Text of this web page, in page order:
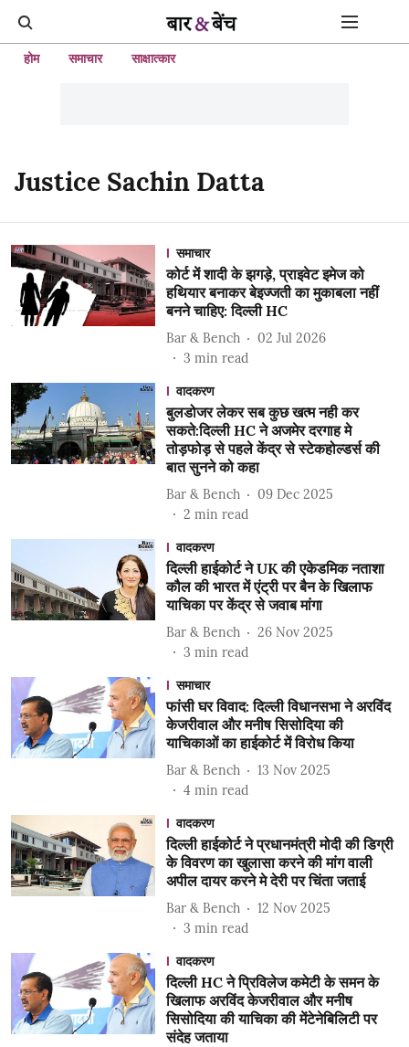
होम समाचार साक्षात्कार
Justice Sachin Datta
समाचार
कोर्ट में शादी के झगड़े, प्राइवेट इमेज को
हथियार बनाकर बेइज्जती का मुकाबला नहीं
बनने चाहिए: दिल्ली HC
Bar & Bench
02 Jul 2026
3 min read
वादकरण
बुलडोजर लेकर सब कुछ खत्म नही कर
सकते:दिल्ली HC ने अजमेर दरगाह मे
तोड़फोड़ से पहले केंद्र से स्टेकहोल्डर्स की
बात सुनने को कहा
Bar & Bench
09 Dec 2025
2 min read
वादकरण
दिल्ली हाईकोर्ट ने UK की एकेडमिक नताशा
कौल की भारत में एंट्री पर बैन के खिलाफ
याचिका पर केंद्र से जवाब मांगा
Bar & Bench
26 Nov 2025
3 min read
समाचार
फांसी घर विवाद: दिल्ली विधानसभा ने अरविंद
केजरीवाल और मनीष सिसोदिया की
याचिकाओं का हाईकोर्ट में विरोध किया
Bar & Bench
13 Nov 2025
4 min read
वादकरण
दिल्ली हाईकोर्ट ने प्रधानमंत्री मोदी की डिग्री
के विवरण का खुलासा करने की मांग वाली
अपील दायर करने मे देरी पर चिंता जताई
Bar & Bench
12 Nov 2025
3 min read
वादकरण
दिल्ली HC ने प्रिविलेज कमेटी के समन के
खिलाफ अरविंद केजरीवाल और मनीष
सिसोदिया की याचिका की मेंटेनेबिलिटी पर
संदेह जताया